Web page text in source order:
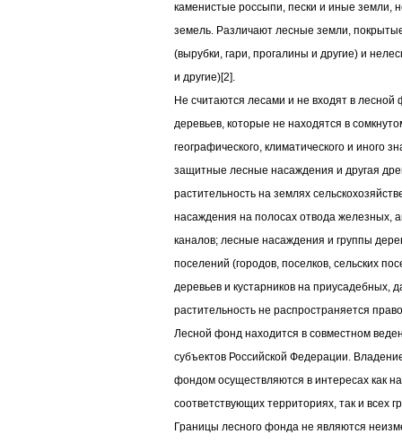
каменистые россыпи, пески и иные земли,
земель. Различают лесные земли,
(вырубки, гари, прогалины и другие) и
и другие)[2].
Не считаются лесами и не входят в
деревьев, которые не находятся в
географического, климатического и иного
защитные лесные насаждения и другая
растительность на землях
насаждения на полосах отвода железных,
каналов; лесные насаждения и группы
поселений (городов, поселков, сельских
деревьев и кустарников на приусадебных,
растительность не распространяется
Лесной фонд находится в совместном
субъектов Российской Федерации.
фондом осуществляются в интересах как
соответствующих территориях, так и всех
Границы лесного фонда не являются